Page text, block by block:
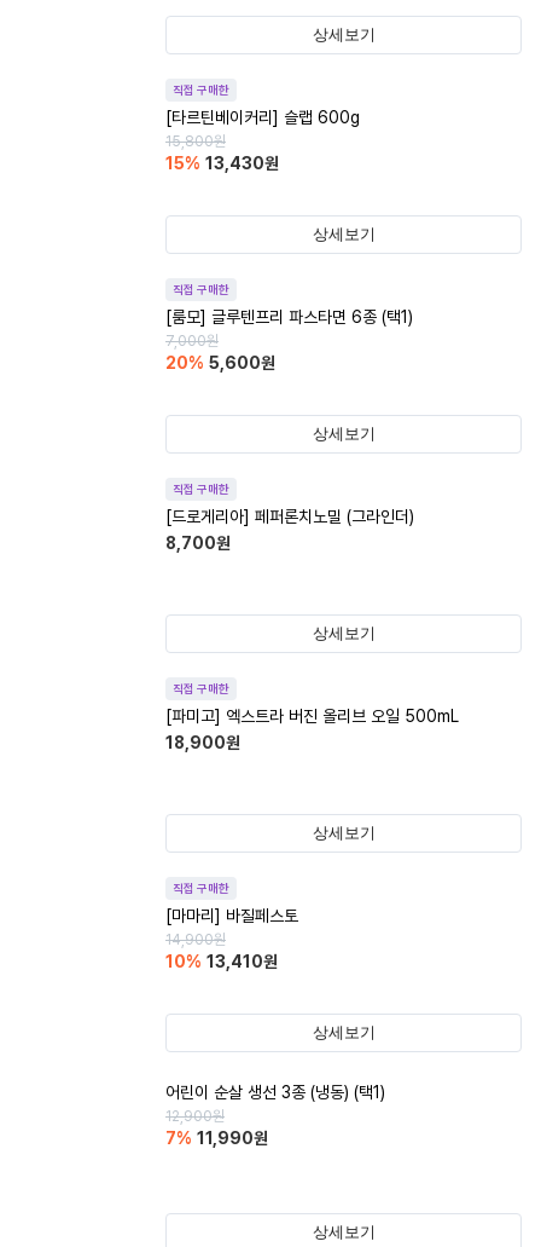
상세보기
직접 구매한
[타르틴베이커리] 슬랩 600g
15,800원
15% 13,430원
상세보기
직접 구매한
[룸모] 글루텐프리 파스타면 6종 (택1)
7,000원
20% 5,600원
상세보기
직접 구매한
[드로게리아] 페퍼론치노밀 (그라인더)
8,700원
상세보기
직접 구매한
[파미고] 엑스트라 버진 올리브 오일 500mL
18,900원
상세보기
직접 구매한
[마마리] 바질페스토
14,900원
10% 13,410원
상세보기
어린이 순살 생선 3종 (냉동) (택1)
12,900원
7% 11,990원
상세보기